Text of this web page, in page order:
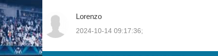
Lorenzo
2024-10-14 09:17:36;